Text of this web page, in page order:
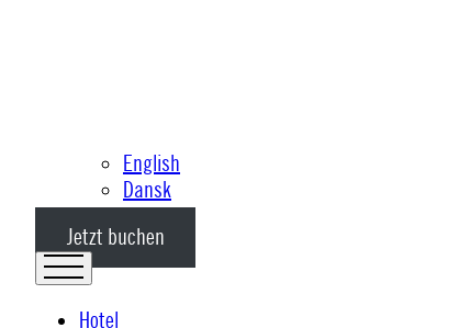
English
Dansk
Jetzt buchen
Hotel